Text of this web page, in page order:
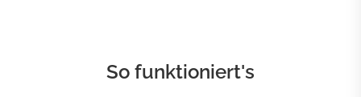
So funktioniert's